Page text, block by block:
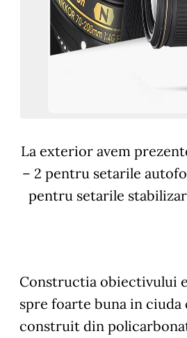
La exterior avem
– 2 pentru setarile
pentru setarile
Constructia obiectivului
spre foarte buna in ciuda
construit din